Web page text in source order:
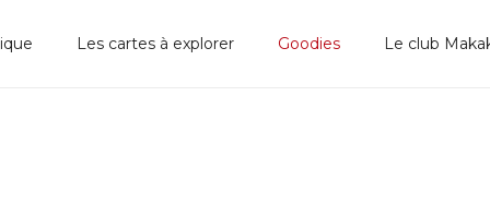
Les cartes à explorer Goodies Le club